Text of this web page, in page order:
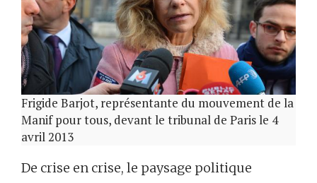
Frigide Barjot, représentante du mouvement de la
Manif pour tous, devant le tribunal de Paris le 4
avril 2013
De crise en crise, le paysage politique